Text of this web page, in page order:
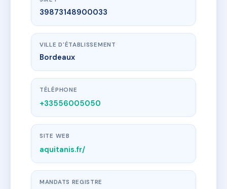
39873148900033
VILLE D'ÉTABLISSEMENT
Bordeaux
TÉLÉPHONE
+33556005050
SITE WEB
aquitanis.fr/
MANDATS REGISTRE